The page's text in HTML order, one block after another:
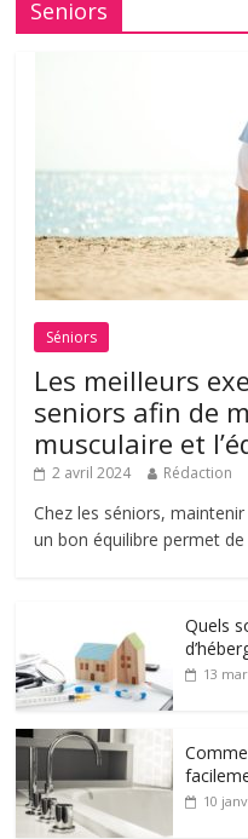
Seniors
Séniors
Les meilleurs
seniors afin de
musculaire et
2 avril 2024 Rédaction
Chez les séniors,
un bon équilibre permet de
Quels
13
10